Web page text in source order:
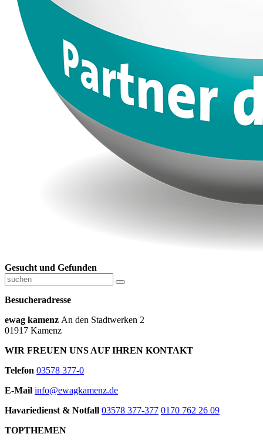
Gesucht und Gefunden
Besucheradresse
ewag kamenz An den Stadtwerken 2
01917 Kamenz
WIR FREUEN UNS AUF IHREN KONTAKT
Telefon 03578 377-0
E-Mail info@ewagkamenz.de
Havariedienst & Notfall 03578 377-377 0170 762 26 09
TOPTHEMEN